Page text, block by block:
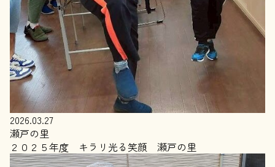
2026.03.27
瀬戸の里
２０２５年度 キラリ光る笑顔 瀬戸の里